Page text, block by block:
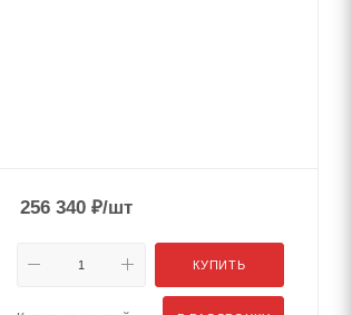
256 340 ₽/шт
КУПИТЬ